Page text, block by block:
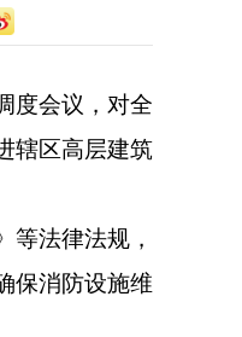
度会议，对全
辖区高层建筑
法律法规，
保消防设施维